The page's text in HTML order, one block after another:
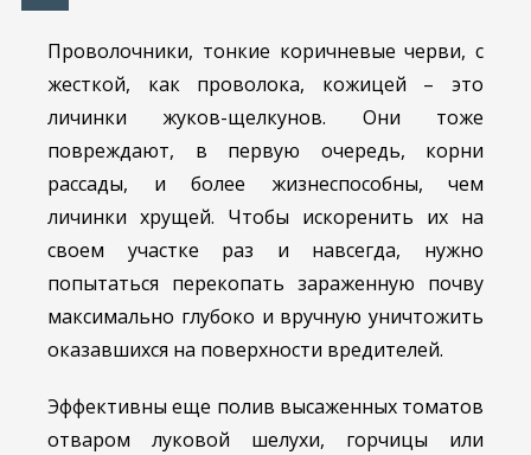
Проволочники, тонкие коричневые черви, с
жесткой, как проволока, кожицей – это
личинки жуков-щелкунов. Они тоже
повреждают, в первую очередь, корни
рассады, и более жизнеспособны, чем
личинки хрущей. Чтобы искоренить их на
своем участке раз и навсегда, нужно
попытаться перекопать зараженную почву
максимально глубоко и вручную уничтожить
оказавшихся на поверхности вредителей.
Эффективны еще полив высаженных томатов
отваром луковой шелухи, горчицы или